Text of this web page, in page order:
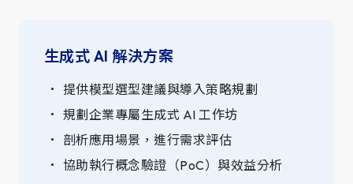
生成式 AI 解決方案
提供模型選型建議與導入策略規劃
規劃企業專屬生成式 AI 工作坊
剖析應用場景，進行需求評估
協助執行概念驗證（PoC）與效益分析